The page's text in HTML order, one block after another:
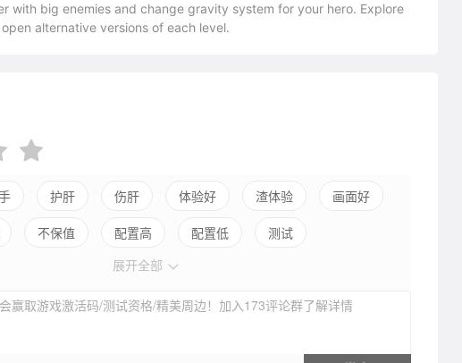
with big enemies and change gravity system for your hero. Explore
alternative versions of each level.
护肝 伤肝 体验好 渣体验 画面好
不保值 配置高 配置低
测试
展开全部
赢取游戏激活码/测试资格/精美周边！加入173评论群了解详情